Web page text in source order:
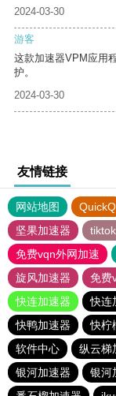
2024-03-30
游客
这款加速器VPM应用
护。
2024-03-30
友情链接
网站地图 QuickQ
坚果加速器
免费vqn外网加速
旋风加速器
免费
快连加速器
快连
快鸭加速器
快柠
软件中心
纵云梯
银河加速器
银河